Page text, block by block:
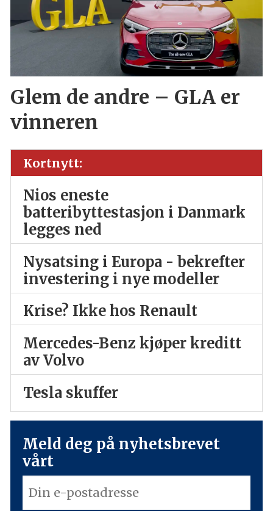
Glem de andre – GLA er
vinneren
Kortnytt:
Nios eneste
batteribyttestasjon i Danmark
legges ned
Nysatsing i Europa - bekrefter
investering i nye modeller
Krise? Ikke hos Renault
Mercedes-Benz kjøper kreditt
av Volvo
Tesla skuffer
Meld deg på nyhetsbrevet
vårt